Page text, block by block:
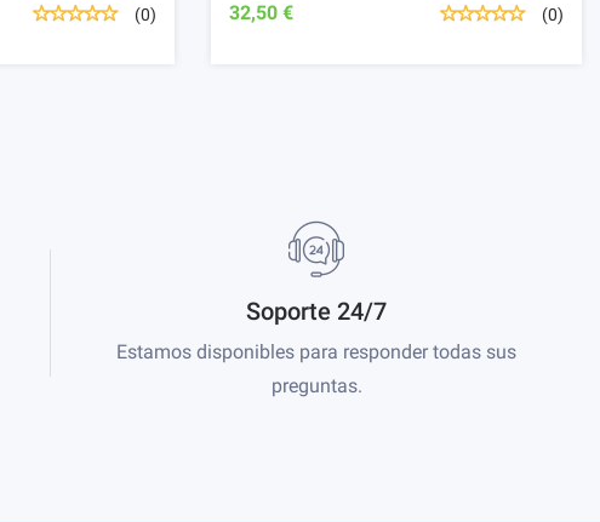
(0)
32,50 €
(0)
Soporte 24/7
Estamos disponibles para responder todas sus
preguntas.